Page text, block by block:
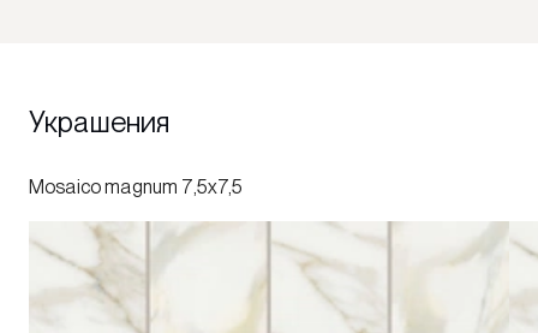
Украшения
Mosaico magnum 7,5x7,5